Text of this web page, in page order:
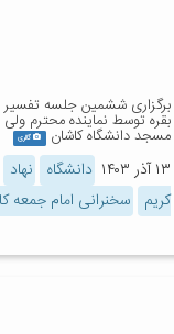
برگزاری ششمین جلسه تفسیر
بقره توسط نماینده محترم ولی
مسجد دانشگاه کاشان گالری
۱۳ آذر ۱۴۰۳ دانشگاه نهاد
کریم سخنرانی امام جمعه